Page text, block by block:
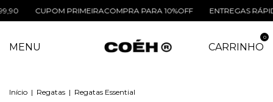
PRIMEIRACOMPRA PARA 10%OFF ENTREGAS RÁPIDAS
MENU CARRINHO
0
Início | Regatas | Regatas Essential